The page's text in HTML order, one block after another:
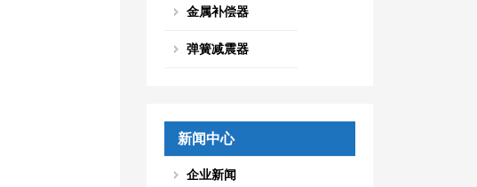
金属补偿器
弹簧减震器
新闻中心
企业新闻